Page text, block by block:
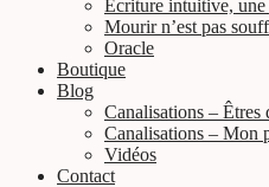
Ecriture intuitive,
Mourir n’est pas
Oracle
Boutique
Blog
Canalisations – Êtres
Canalisations – Mon
Vidéos
Contact